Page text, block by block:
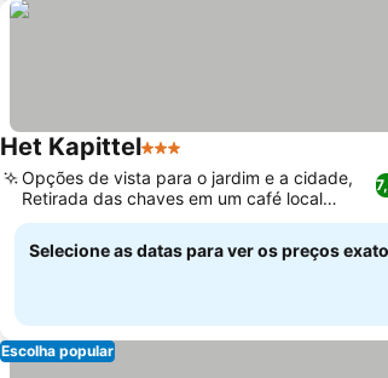
Het Kapittel3 Estrelas
Opções de vista para o jardim e a cidade,
Retirada das chaves em um café local
animado
Selecione as datas para ver os preços
Escolha popular